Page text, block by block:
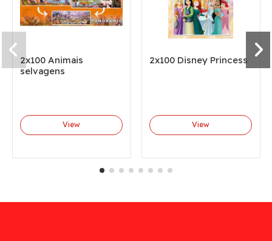
2x100 Animais
selvagens
View
2x100 Disney Princess
View